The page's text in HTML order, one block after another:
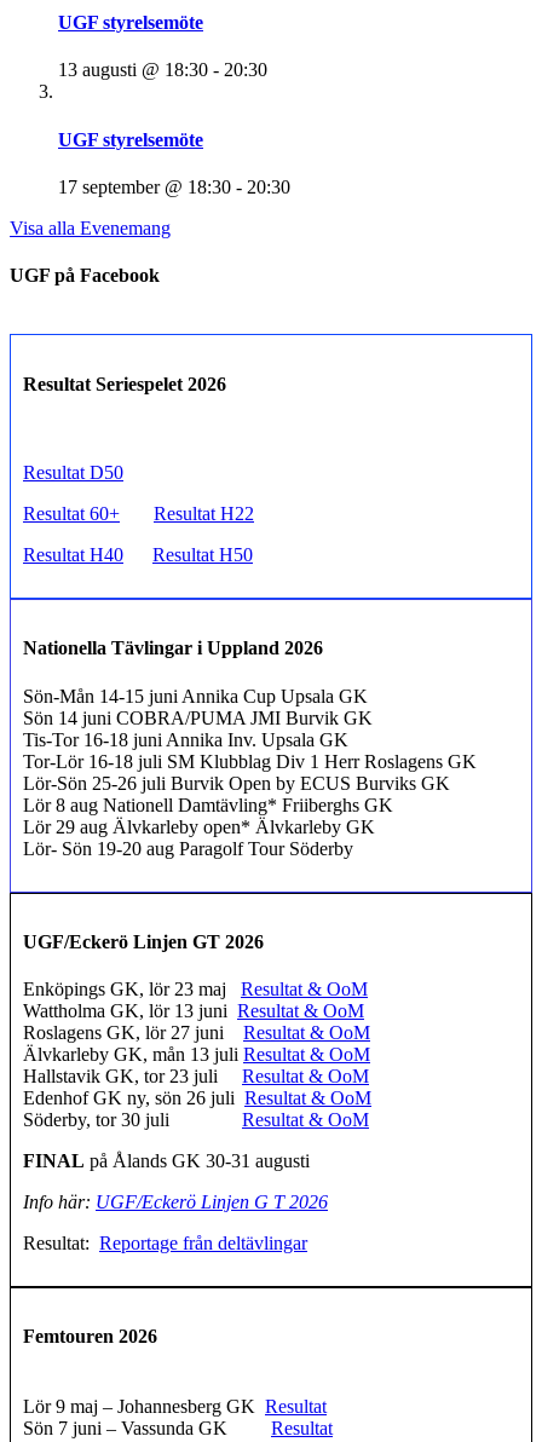
UGF styrelsemöte
13 augusti @ 18:30 - 20:30
UGF styrelsemöte
17 september @ 18:30 - 20:30
Visa alla Evenemang
UGF på Facebook
Resultat Seriespelet 2026
Resultat D50
Resultat 60+
Resultat H22
Resultat H40
Resultat H50
Nationella Tävlingar i Uppland 2026
Sön-Mån 14-15 juni Annika Cup Upsala GK
Sön 14 juni COBRA/PUMA JMI Burvik GK
Tis-Tor 16-18 juni Annika Inv. Upsala GK
Tor-Lör 16-18 juli SM Klubblag Div 1 Herr Roslagens GK
Lör-Sön 25-26 juli Burvik Open by ECUS Burviks GK
Lör 8 aug Nationell Damtävling* Friiberghs GK
Lör 29 aug Älvkarleby open* Älvkarleby GK
Lör- Sön 19-20 aug Paragolf Tour Söderby
UGF/Eckerö Linjen GT 2026
Enköpings GK, lör 23 maj Resultat & OoM
Wattholma GK, lör 13 juni Resultat & OoM
Roslagens GK, lör 27 juni Resultat & OoM
Älvkarleby GK, mån 13 juli Resultat & OoM
Hallstavik GK, tor 23 juli Resultat & OoM
Edenhof GK ny, sön 26 juli Resultat & OoM
Söderby, tor 30 juli Resultat & OoM
FINAL på Ålands GK 30-31 augusti
Info här: UGF/Eckerö Linjen G T 2026
Resultat: Reportage från deltävlingar
Femtouren 2026
Lör 9 maj – Johannesberg GK Resultat
Sön 7 juni – Vassunda GK Resultat